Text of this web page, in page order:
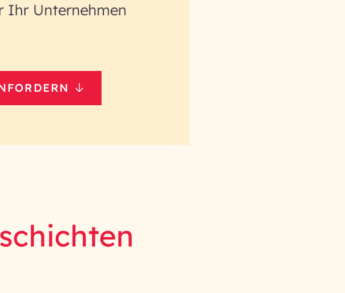
Ihr Unternehmen